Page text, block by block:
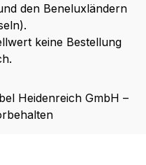
den Beneluxländern
keine Bestellung
Heidenreich GmbH –